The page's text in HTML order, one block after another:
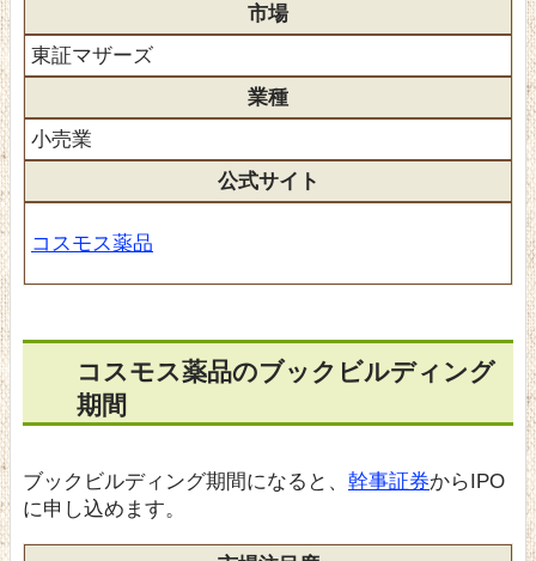
市場
東証マザーズ
業種
小売業
公式サイト
コスモス薬品
コスモス薬品のブックビルディング
期間
ブックビルディング期間になると、 幹事証券からIPO
に申し込めます。